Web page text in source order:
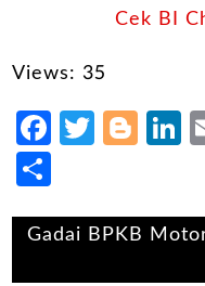
Cek BI
Views: 35
Facebook
Gadai BPKB